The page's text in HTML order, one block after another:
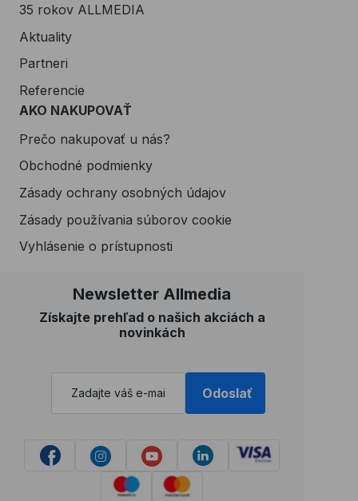
35 rokov ALLMEDIA
Aktuality
Partneri
Referencie
AKO NAKUPOVAŤ
Prečo nakupovať u nás?
Obchodné podmienky
Zásady ochrany osobných údajov
Zásady používania súborov cookie
Vyhlásenie o prístupnosti
Newsletter Allmedia
Získajte prehľad o našich akciách a
novinkách
Odoslať